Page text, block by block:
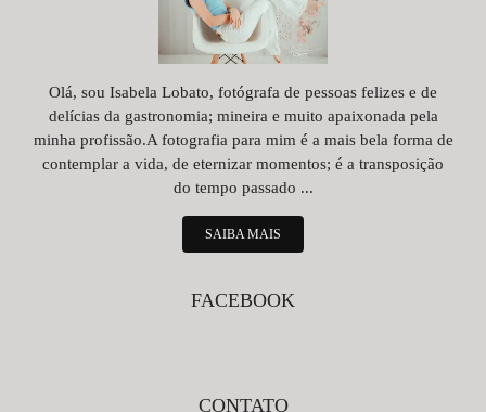
Olá, sou Isabela Lobato, fotógrafa de pessoas felizes e de
delícias da gastronomia; mineira e muito apaixonada pela
minha profissão.A fotografia para mim é a mais bela forma de
contemplar a vida, de eternizar momentos; é a transposição
do tempo passado ...
SAIBA MAIS
FACEBOOK
CONTATO